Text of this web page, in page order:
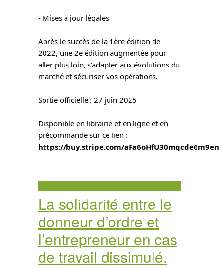
- Mises à jour légales
Après le succès de la 1ère édition de
2022, une 2e édition augmentée pour
aller plus loin, s’adapter aux évolutions du
marché et sécuriser vos opérations.
Sortie officielle : 27 juin 2025
Disponible en librairie et en ligne et en
précommande sur ce lien :
https://buy.stripe.com/
La solidarité entre le
donneur d’ordre et
l’entrepreneur en cas
de travail dissimulé.